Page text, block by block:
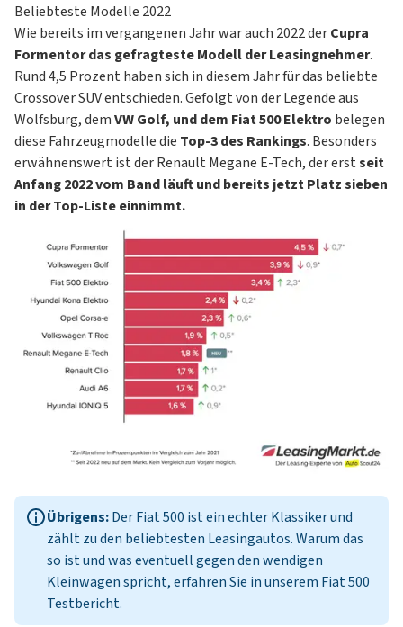
Beliebteste Modelle 2022
Wie bereits im vergangenen Jahr war auch 2022 derCupra
Formentor das gefragteste Modell der Leasingnehmer.
Rund 4,5 Prozent haben sich in diesem Jahr für das beliebte
Crossover SUV entschieden. Gefolgt von der Legende aus
Wolfsburg, demVW Golf, und dem Fiat 500Elektro belegen
diese Fahrzeugmodelle die Top-3 des Rankings. Besonders
erwähnenswert ist derRenault Megane E-Tech, der erstseit
Anfang 2022 vom Band läuft und bereits jetzt Platz sieben
in der Top-Liste einnimmt.
Übrigens:Der Fiat 500 ist ein echter Klassiker und
zählt zu den beliebtesten Leasingautos. Warum das
so ist und was eventuell gegen den wendigen
Kleinwagen spricht, erfahren Sie in unserem Fiat 500
Testbericht.